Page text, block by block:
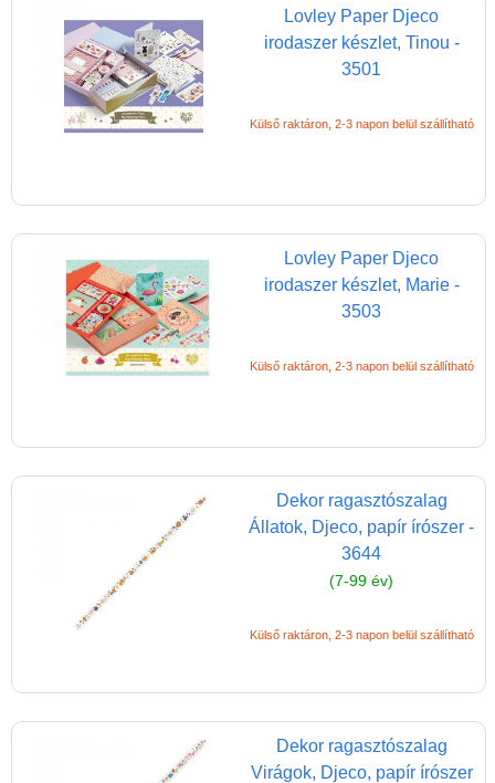
Lovley Paper Djeco
irodaszer készlet, Tinou -
3501
Külső raktáron, 2-3 napon belül szállítható
Lovley Paper Djeco
irodaszer készlet, Marie -
3503
Külső raktáron, 2-3 napon belül szállítható
Dekor ragasztószalag
Állatok, Djeco, papír írószer -
3644
(7-99 év)
Külső raktáron, 2-3 napon belül szállítható
Dekor ragasztószalag
Virágok, Djeco, papír írószer
Rajztábla,
Mágnestábla
rajzsablon
Kreatív játékok kicsiknek
Kreatív játékok
óvodásoknak
lányoknak
Slime készítő
Kreatív poszter készítés
matricákkal
Licenszes TOP
LOGICO
Magyar játékok